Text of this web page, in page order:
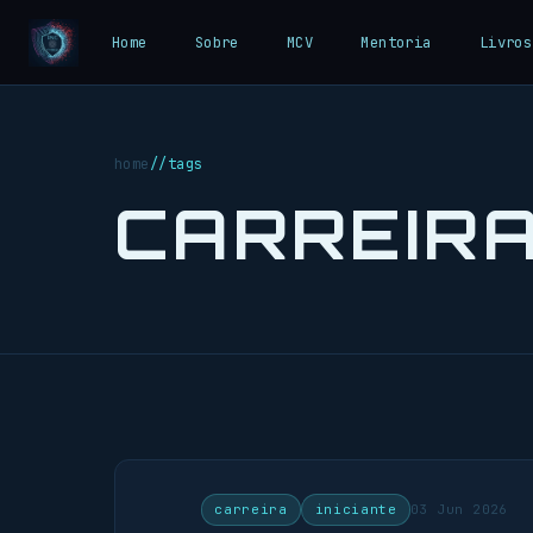
Home Sobre MCV Mentoria Livros
home//tags
carreira iniciante 03 Jun 2026